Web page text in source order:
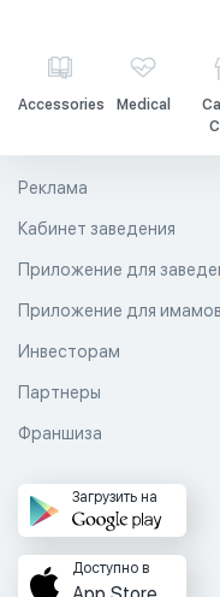
Accessories Medical
Реклама
Кабинет заведения
Приложение для
Приложение для имамов
Инвесторам
Партнеры
Франшиза
Загрузить на
Доступно в